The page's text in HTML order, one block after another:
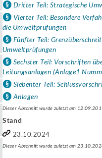
Dritter Teil: Strategische
Vierter Teil: Besondere
die Umweltprüfungen
Fünfter Teil:
Umweltprüfungen
Sechster Teil: Vorschriften
Leitungsanlagen (Anlage1
Siebenter Teil:
Anlagen
Dieser Abschnitt wurde zuletzt am
Stand
23.10.2024
Dieser Abschnitt wurde zuletzt am